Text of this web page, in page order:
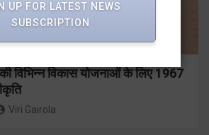
विभिन्न विकास योजनाओं के लिए 1967
Viri Gairola
UP FOR LATEST NEWS
SUBSCRIPTION